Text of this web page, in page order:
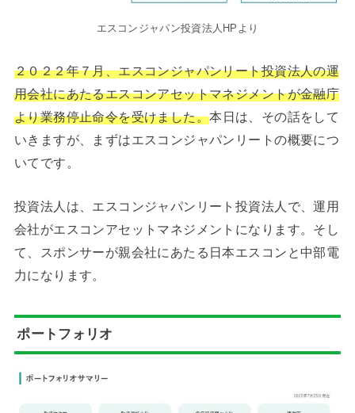
エスコンジャパン投資法人HPより
２０２２年７月、エスコンジャパンリート投資法人の運
用会社にあたるエスコンアセットマネジメントが金融庁
より業務停止命令を受けました。本日は、その話をして
いきますが、まずはエスコンジャパンリートの概要につ
いてです。
投資法人は、エスコンジャパンリート投資法人で、運用
会社がエスコンアセットマネジメントになります。そし
て、スポンサーが親会社にあたる日本エスコンと中部電
力になります。
ポートフォリオ